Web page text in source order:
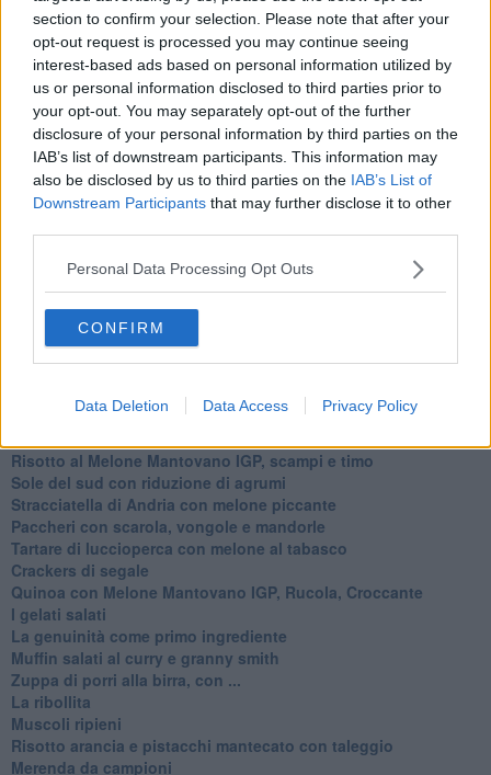
section to confirm your selection. Please note that after your
opt-out request is processed you may continue seeing
interest-based ads based on personal information utilized by
us or personal information disclosed to third parties prior to
your opt-out. You may separately opt-out of the further
disclosure of your personal information by third parties on the
IAB’s list of downstream participants. This information may
also be disclosed by us to third parties on the IAB’s List of
Downstream Participants that may further disclose it to other
Personal Data Processing Opt Outs
CONFIRM
Data Deletion Data Access Privacy Policy
Ti potrebbe interessare anche:
Articoli dal Blog “Raccontare di Gusto” di Rubina Rovini
Vellutata di cime di rapa al cumino e latte di cocco
Spaghetti con crema di zucca e...
Crostatina con crema al grana padano, gelatina al melone e
lavanda
Meloncino, liquore al melone mantovano IGP
Gelato al melone mantovano
Liquore al melone mantovano igp e peperoncino
Bon Bon di melone mantovano igp al grana padano
Melone mantovano IGP liquido con crostacei e molluschi
Carpaccio di manzo con caprino al melone mantovano
Cupcake al melone con frosting al mascarpone
Gnocchetti al pesto di melone mantovano IGP
Gelatine al cardamomo e melone mantovano igp
Cheesecake al melone mantovano IGP
Risotto al Melone Mantovano IGP, scampi e timo
Sole del sud con riduzione di agrumi
Stracciatella di Andria con melone piccante
Paccheri con scarola, vongole e mandorle
Tartare di luccioperca con melone al tabasco
Crackers di segale
Quinoa con Melone Mantovano IGP, Rucola, Croccante
I gelati salati
La genuinità come primo ingrediente
Muffin salati al curry e granny smith
Zuppa di porri alla birra, con ...
La ribollita
Muscoli ripieni
Risotto arancia e pistacchi mantecato con taleggio
Merenda da campioni